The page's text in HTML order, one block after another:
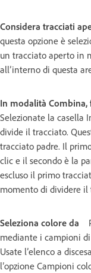
Considera tracciati
questa opzione è
un tracciato aperto in
all’interno di questa
In modalità
Selezionate la casella
divide il tracciato.
tracciato padre. Il
clic e il secondo è la
escluso il primo
momento di dividere il
Seleziona colore da
mediante i campioni
Usate l’elenco a
l’opzione Campioni